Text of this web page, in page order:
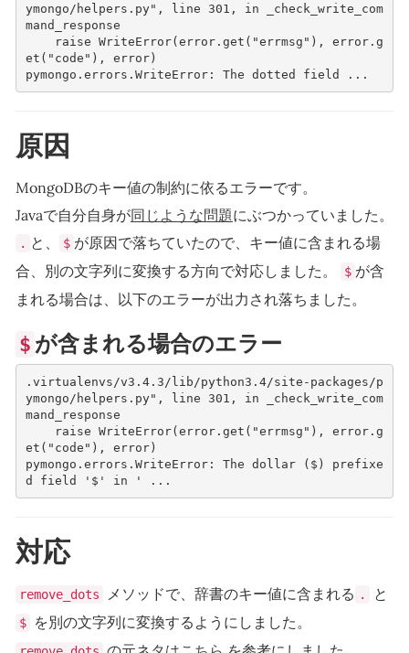
ymongo / helpers . py", line 301, in _check_write_com
mand_response
raise WriteError(error. get ( "errmsg" ), error. g
et ( "code" ), error)
pymongo . errors . WriteError: The dotted field ...
原因
MongoDBのキー値の制約に依るエラーです。
Javaで自分自身が同じような問題にぶつかっていました。
. と、 $ が原因で落ちていたので、キー値に含まれる場
合、別の文字列に変換する方向で対応しました。
$ が含
まれる場合は、以下のエラーが出力され落ちました。
$ が含まれる場合のエラー
. virtualenvs /v3 .4.3 /lib /python3 .4/site - packages /p
ymongo / helpers . py", line 301, in _check_write_com
mand_response
raise WriteError(error. get ( "errmsg" ), error. g
et ( "code" ), error)
pymongo . errors . WriteError: The dollar ( $ )
prefixe
d
field '$' in ' ...
対応
remove_dots メソッドで、辞書のキー値に含まれる . と
$ を別の文字列に変換するようにしました。